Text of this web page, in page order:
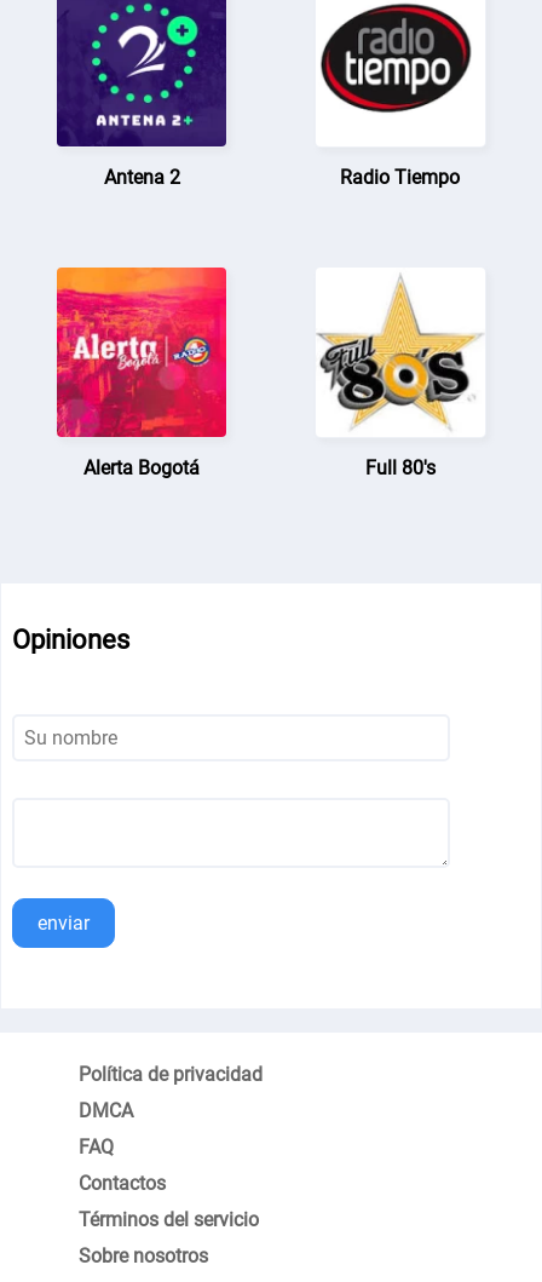
Antena 2 Radio Tiempo
Alerta Bogotá Full 80's
Opiniones
enviar
Política de privacidad
DMCA
FAQ
Contactos
Términos del servicio
Sobre nosotros